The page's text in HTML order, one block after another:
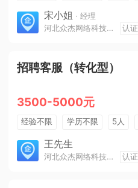
销售奖金
奖励计划
宋小姐 · 经理
河北众杰网络科技有限公司
认证
招聘客服（转化型）
3500-5000元
经验不限 学历不限 5人
奖励计划王先生
河北众杰网络科技有限公司 认证